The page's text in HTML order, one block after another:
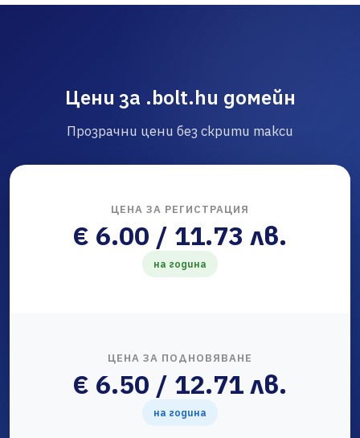
Цени за .bolt.hu домейн
Прозрачни цени без скрити такси
ЦЕНА ЗА РЕГИСТРАЦИЯ
€ 6.00 / 11.73 лв.
на година
ЦЕНА ЗА ПОДНОВЯВАНЕ
€ 6.50 / 12.71 лв.
на година